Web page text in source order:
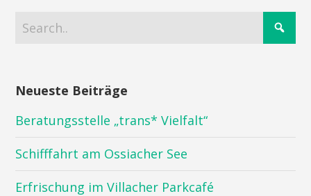
Neueste Beiträge
Beratungsstelle „trans* Vielfalt“
Schifffahrt am Ossiacher See
Erfrischung im Villacher Parkcafé